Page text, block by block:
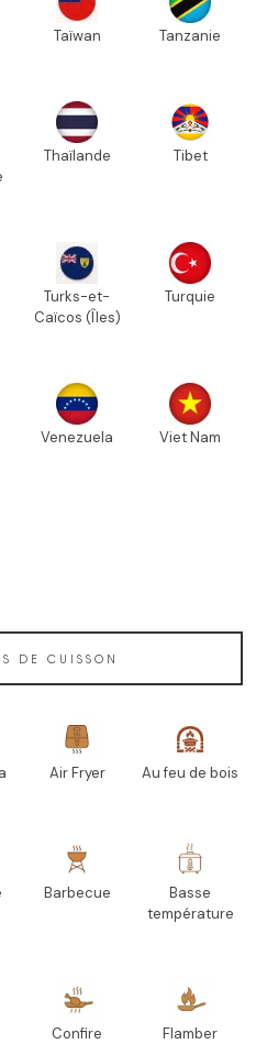
Taïwan Tanzanie
Thaïlande Tibet
Turks-et-
Caïcos (Îles)
Turquie
Venezuela Viet Nam
DE CUISSON
Air Fryer Au feu de bois
Barbecue
Basse
température
Confire Flamber